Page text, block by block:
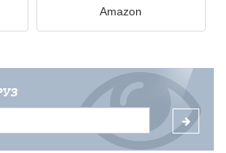
Amazon